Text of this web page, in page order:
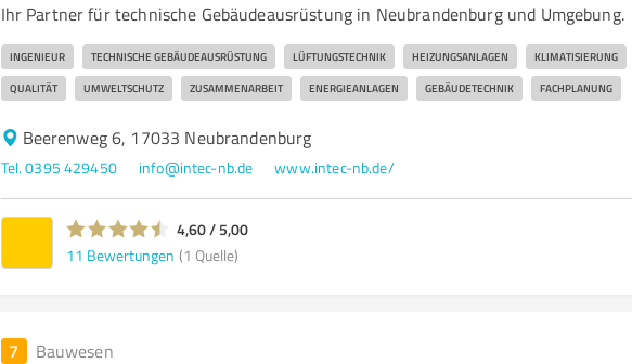
Ihr Partner für technische Gebäudeausrüstung in Neubrandenburg und Umgebung.
INGENIEUR TECHNISCHE GEBÄUDEAUSRÜSTUNG LÜFTUNGSTECHNIK HEIZUNGSANLAGEN KLIMATISIERUNG
QUALITÄT UMWELTSCHUTZ ZUSAMMENARBEIT ENERGIEANLAGEN GEBÄUDETECHNIK FACHPLANUNG
Beerenweg 6, 17033 Neubrandenburg
Tel. 0395 429450 info@intec-nb.de www.intec-nb.de/
4,60 / 5,00
11 Bewertungen (1 Quelle)
7 Bauwesen